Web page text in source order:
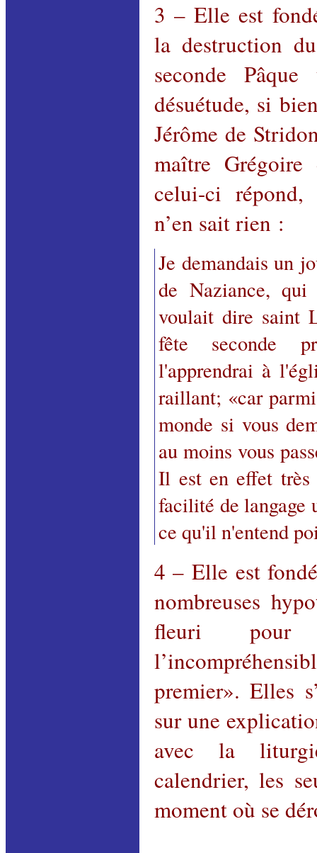
3 – Elle est
la destruction
seconde
désuétude, si
Jérôme de
maître Grégoire
celui-ci
n’en sait rien :
Je demandais un
de Naziance,
voulait dire saint
fête seconde
l'apprendrai à
raillant; «car
monde si vous
au moins vous
Il est en effet très
facilité de langage
ce qu'il n'entend
4 – Elle est
nombreuses
fleuri pour
premier». Elles
sur une
avec la
calendrier, les
moment où se